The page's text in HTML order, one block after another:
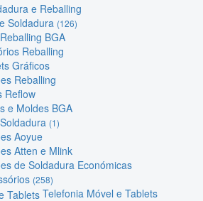
e Reballing
Soldadura (126)
BGA
Reballing
Gráficos
Reballing
Reflow
e Moldes BGA
(1)
Aoyue
Atten e Mlink
de Soldadura Económicas
(258)
Telefonia Móvel e Tablets